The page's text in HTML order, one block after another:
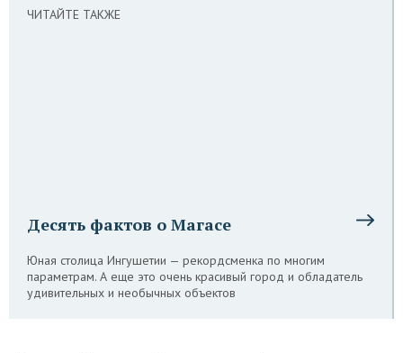
ЧИТАЙТЕ ТАКЖЕ
Десять фактов о Магасе
Юная столица Ингушетии — рекордсменка по многим
параметрам. А еще это очень красивый город и обладатель
удивительных и необычных объектов